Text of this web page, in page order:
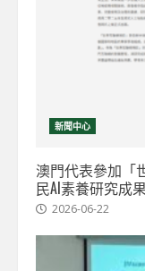
新聞中心
澳門代表參加「
民AI素養研究成果
2026-06-22